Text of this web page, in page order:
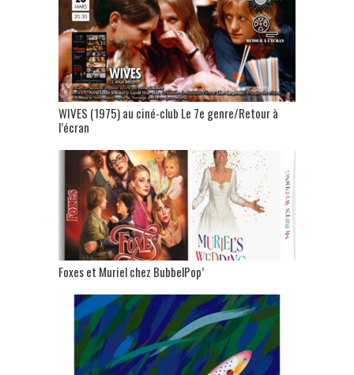
WIVES (1975) au ciné-club Le 7e genre/Retour à
l’écran
Foxes et Muriel chez BubbelPop’